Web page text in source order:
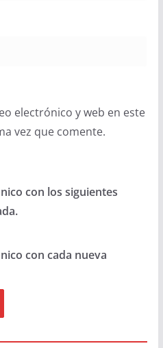
electrónico y web en este
vez que comente.
con los siguientes
con cada nueva